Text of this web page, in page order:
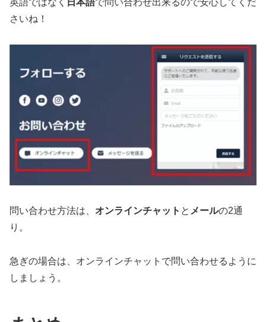
英語ではなく 日本語で問い合わせ出来るので安心してくだ
さいね！
問い合わせ方法は、 オンラインチャット と メールの2通
り。
急ぎの場合は、オンラインチャットで問い合わせるように
しましょう。